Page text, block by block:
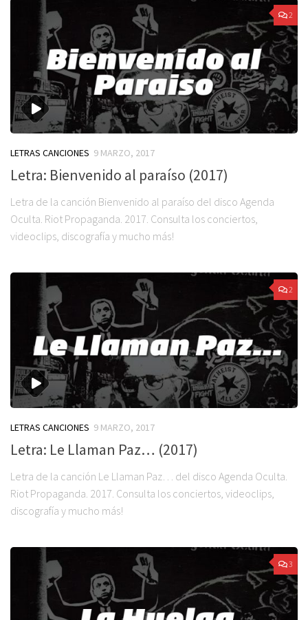
2
LETRAS CANCIONES 9 MARZO, 2017
Letra: Bienvenido al paraíso (2017)
Letra de la canción Bienvenido al paraíso del disco Agenda
Oculta. Riot Propaganda. 2017. Consulta los conciertos,
videoclips, discografía y mucho más!
2
LETRAS CANCIONES 9 MARZO, 2017
Letra: Le Llaman Paz… (2017)
Letra de la canción Le Llaman Paz… del disco Agenda Oculta.
Riot Propaganda. 2017. Consulta los conciertos, videoclips,
discografía y mucho más!
3